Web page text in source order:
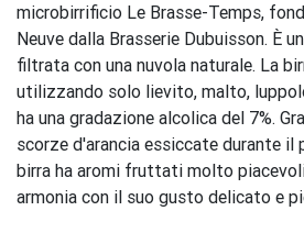
microbirrificio Le Brasse-Temps,
Neuve dalla Brasserie Dubuisson. È
filtrata con una nuvola naturale. La
utilizzando solo lievito, malto,
ha una gradazione alcolica del 7%.
scorze d'arancia essiccate durante il
birra ha aromi fruttati molto
armonia con il suo gusto delicato e